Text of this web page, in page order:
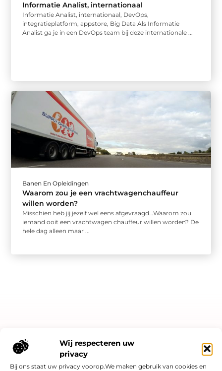
Wij respecteren uw
privacy
Bij ons staat uw privacy voorop.We maken gebruik van cookies en
Informatie Analist, internationaal
Informatie Analist, internationaal, DevOps,
integratieplatform, appstore, Big Data Als Informatie
Analist ga je in een DevOps team bij deze internationale ...
Banen En Opleidingen
Waarom zou je een vrachtwagenchauffeur
willen worden?
Misschien heb jij jezelf wel eens afgevraagd…Waarom zou
iemand ooit een vrachtwagen chauffeur willen worden? De
hele dag alleen maar ...